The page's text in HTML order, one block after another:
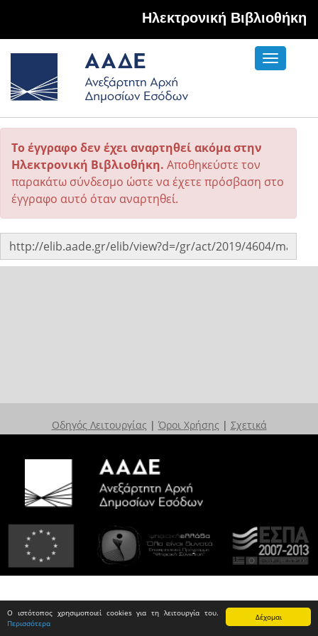
Δέχομαι
Ο ιστότοπος χρησιμοποιεί cookies για τη λειτουργία του.
Περισσότερα
Hλεκτρονική Βιβλιοθήκη
Toggle
Το έγγραφο δεν έχει αναρτηθεί ακόμα στην
Ηλεκτρονική Βιβλιοθήκη. Αποθηκεύστε τον
παρακάτω σύνδεσμο ώστε να έχετε πρόσβαση στο
έγγραφο αυτό όταν αναρτηθεί.
Οδηγός Λειτουργίας | Όροι Χρήσης | Σχετικά